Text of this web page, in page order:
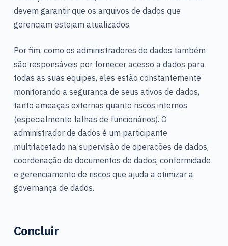
devem garantir que os arquivos de dados que
gerenciam estejam atualizados.
Por fim, como os administradores de dados também
são responsáveis por fornecer acesso a dados para
todas as suas equipes, eles estão constantemente
monitorando a segurança de seus ativos de dados,
tanto ameaças externas quanto riscos internos
(especialmente falhas de funcionários). O
administrador de dados é um participante
multifacetado na supervisão de operações de dados,
coordenação de documentos de dados, conformidade
e gerenciamento de riscos que ajuda a otimizar a
governança de dados.
Concluir